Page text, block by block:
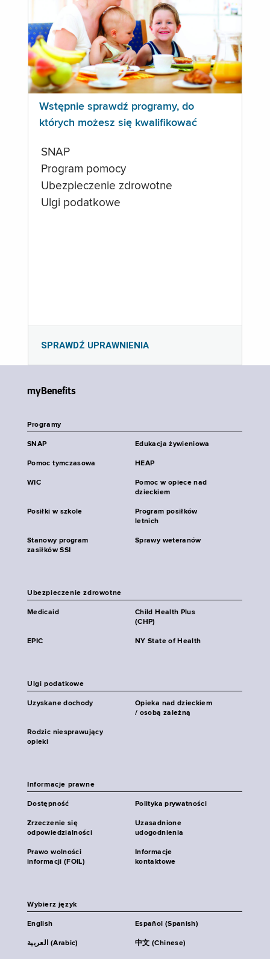
Wstępnie sprawdź programy, do
których możesz się kwalifikować
SNAP
Program pomocy
Ubezpieczenie zdrowotne
Ulgi podatkowe
SPRAWDŹ UPRAWNIENIA
myBenefits
Programy
SNAP Edukacja żywieniowa
Pomoc tymczasowa HEAP
WIC
Pomoc w opiece nad
dzieckiem
Posiłki w szkole
Program posiłków
letnich
Stanowy program
zasiłków SSI
Sprawy weteranów
Ubezpieczenie zdrowotne
Medicaid
Child Health Plus
(CHP)
EPIC NY State of Health
Ulgi podatkowe
Uzyskane dochody
Opieka nad dzieckiem
/ osobą zależną
Rodzic niesprawujący
opieki
Informacje prawne
Dostępność Polityka prywatności
Zrzeczenie się
odpowiedzialności
Uzasadnione
udogodnienia
Prawo wolności
informacji (FOIL)
Informacje
kontaktowe
Wybierz język
English Español (Spanish)
العربية (Arabic) 中文 (Chinese)